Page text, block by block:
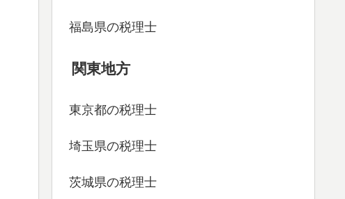
福島県の税理士
関東地方
東京都の税理士
埼玉県の税理士
茨城県の税理士